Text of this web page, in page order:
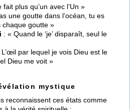
fait plus qu’un avec l’Un »
une goutte dans l’océan, tu es
chaque goutte »
: « Quand le ‘je’ disparaît, seul le
par lequel je vois Dieu est le
Dieu me voit »
mystique
reconnaissent ces états comme